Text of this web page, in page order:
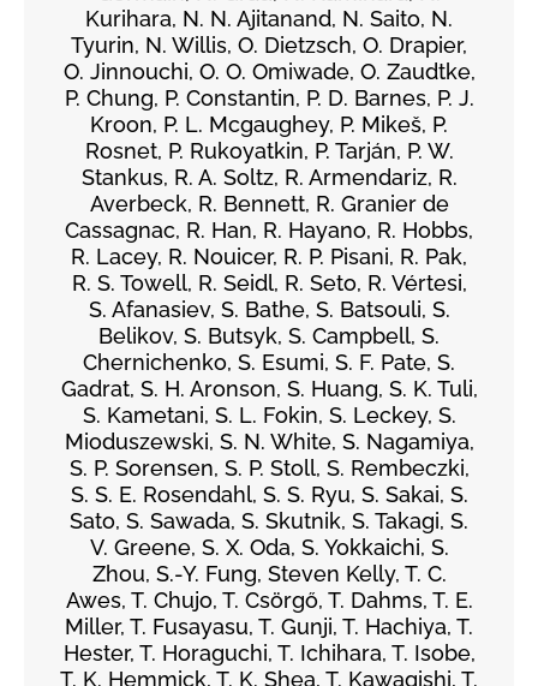
Kurihara, N. N. Ajitanand, N. Saito, N.
Tyurin, N. Willis, O. Dietzsch, O. Drapier,
O. Jinnouchi, O. O. Omiwade, O. Zaudtke,
P. Chung, P. Constantin, P. D. Barnes, P. J.
Kroon, P. L. Mcgaughey, P. Mikeš, P.
Rosnet, P. Rukoyatkin, P. Tarján, P. W.
Stankus, R. A. Soltz, R. Armendariz, R.
Averbeck, R. Bennett, R. Granier de
Cassagnac, R. Han, R. Hayano, R. Hobbs,
R. Lacey, R. Nouicer, R. P. Pisani, R. Pak,
R. S. Towell, R. Seidl, R. Seto, R. Vértesi,
S. Afanasiev, S. Bathe, S. Batsouli, S.
Belikov, S. Butsyk, S. Campbell, S.
Chernichenko, S. Esumi, S. F. Pate, S.
Gadrat, S. H. Aronson, S. Huang, S. K. Tuli,
S. Kametani, S. L. Fokin, S. Leckey, S.
Mioduszewski, S. N. White, S. Nagamiya,
S. P. Sorensen, S. P. Stoll, S. Rembeczki,
S. S. E. Rosendahl, S. S. Ryu, S. Sakai, S.
Sato, S. Sawada, S. Skutnik, S. Takagi, S.
V. Greene, S. X. Oda, S. Yokkaichi, S.
Zhou, S.-Y. Fung, Steven Kelly, T. C.
Awes, T. Chujo, T. Csörgő, T. Dahms, T. E.
Miller, T. Fusayasu, T. Gunji, T. Hachiya, T.
Hester, T. Horaguchi, T. Ichihara, T. Isobe,
T. K. Hemmick, T. K. Shea, T. Kawagishi, T.